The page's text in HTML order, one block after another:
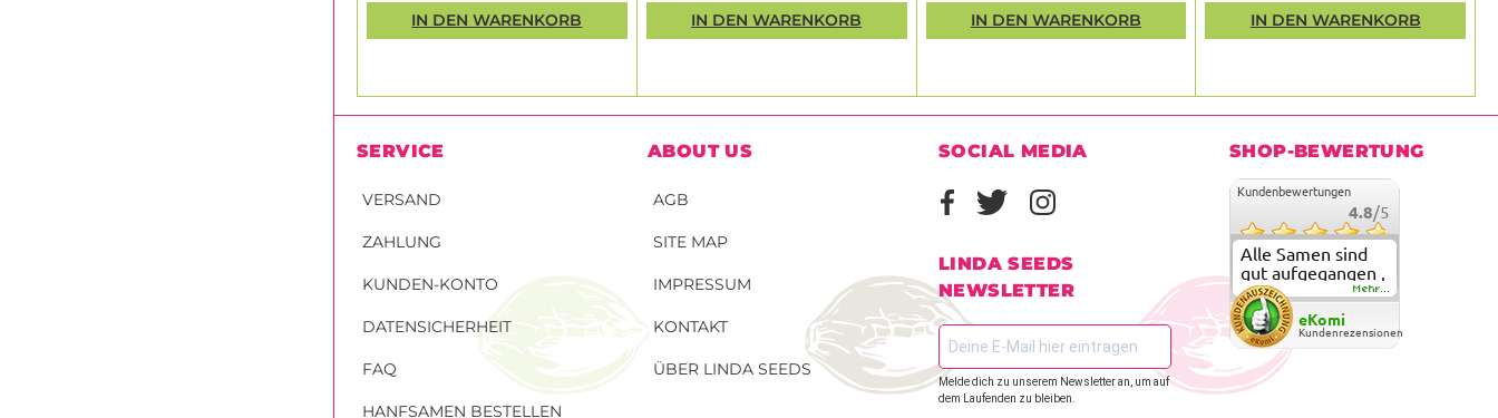
IN DEN WARENKORB IN DEN WARENKORB IN DEN WARENKORB IN DEN WARENKORB
SERVICE
VERSAND
ZAHLUNG
KUNDEN-KONTO
DATENSICHERHEIT
FAQ
HANFSAMEN BESTELLEN
ABOUT US
AGB
SITE MAP
IMPRESSUM
KONTAKT
ÜBER LINDA SEEDS
SOCIAL MEDIA
LINDA SEEDS
NEWSLETTER
Melde dich zu unserem Newsletter an, um auf
dem Laufenden zu bleiben.
SHOP-BEWERTUNG
Kundenbewertungen
4.8/5
Alle Samen sind
gut aufgegangen ,
meine ersten
grow versuche
sind alle geglückt.
Die Sorten und
Anbieter Vielfalt
überzeugen sehr .
Mehr...
eKomi
Kundenrezensionen